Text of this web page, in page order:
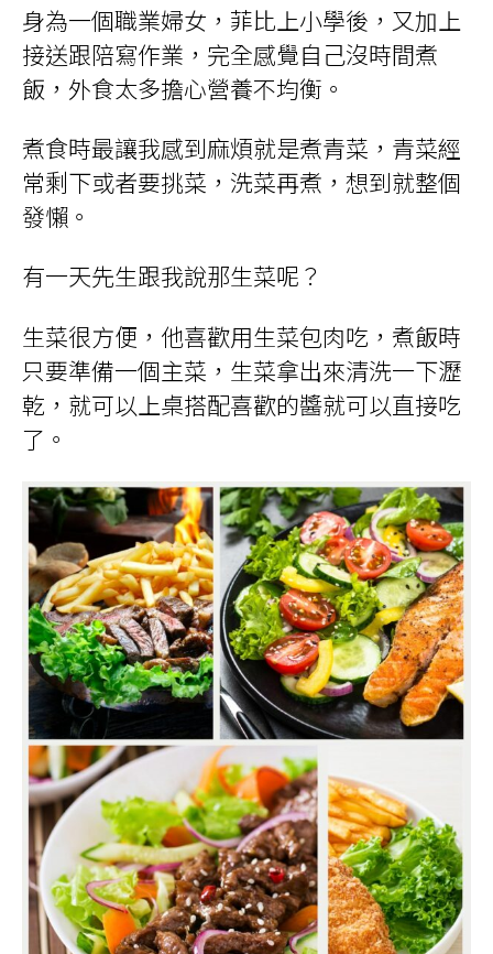
身為一個職業婦女，菲比上小學後，又加上
接送跟陪寫作業，完全感覺自己沒時間煮
飯，外食太多擔心營養不均衡。
煮食時最讓我感到麻煩就是煮青菜，青菜經
常剩下或者要挑菜，洗菜再煮，想到就整個
發懶。
有一天先生跟我說那生菜呢？
生菜很方便，他喜歡用生菜包肉吃，煮飯時
只要準備一個主菜，生菜拿出來清洗一下瀝
乾，就可以上桌搭配喜歡的醬就可以直接吃
了。